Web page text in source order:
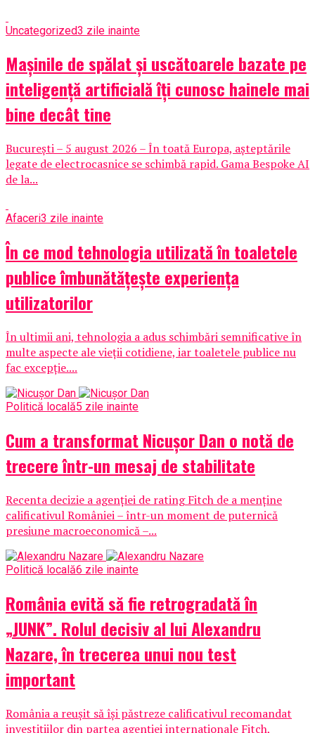
Uncategorized3 zile inainte
Mașinile de spălat și uscătoarele bazate pe
inteligență artificială îți cunosc hainele mai
bine decât tine
București – 5 august 2026 – În toată Europa, așteptările
legate de electrocasnice se schimbă rapid. Gama Bespoke AI
de la...
Afaceri3 zile inainte
În ce mod tehnologia utilizată în toaletele
publice îmbunătățește experiența
utilizatorilor
În ultimii ani, tehnologia a adus schimbări semnificative în
multe aspecte ale vieții cotidiene, iar toaletele publice nu
fac excepție....
Politică locală5 zile inainte
Cum a transformat Nicușor Dan o notă de
trecere într-un mesaj de stabilitate
Recenta decizie a agenției de rating Fitch de a menține
calificativul României – într-un moment de puternică
presiune macroeconomică –...
Politică locală6 zile inainte
România evită să fie retrogradată în
„JUNK”. Rolul decisiv al lui Alexandru
Nazare, în trecerea unui nou test
important
România a reușit să își păstreze calificativul recomandat
investițiilor din partea agenției internaționale Fitch,